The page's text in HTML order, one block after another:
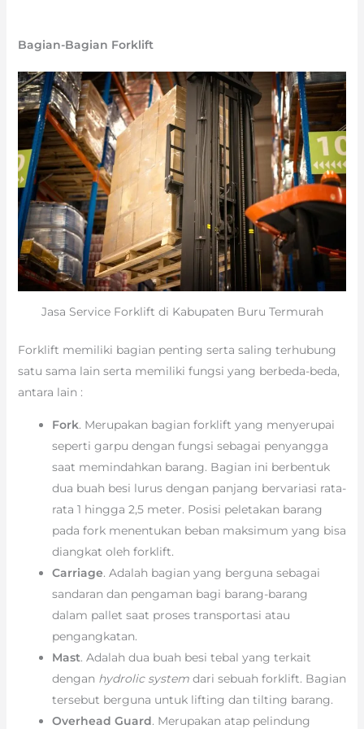
Bagian-Bagian Forklift
Jasa Service Forklift di Kabupaten Buru Termurah
Forklift memiliki bagian penting serta saling terhubung
satu sama lain serta memiliki fungsi yang berbeda-beda,
antara lain :
Fork. Merupakan bagian forklift yang menyerupai
seperti garpu dengan fungsi sebagai penyangga
saat memindahkan barang. Bagian ini berbentuk
dua buah besi lurus dengan panjang bervariasi rata-
rata 1 hingga 2,5 meter. Posisi peletakan barang
pada fork menentukan beban maksimum yang bisa
diangkat oleh forklift.
Carriage. Adalah bagian yang berguna sebagai
sandaran dan pengaman bagi barang-barang
dalam pallet saat proses transportasi atau
pengangkatan.
Mast. Adalah dua buah besi tebal yang terkait
dengan hydrolic systemdari sebuah forklift. Bagian
tersebut berguna untuk lifting dan tilting barang.
Overhead Guard. Merupakan atap pelindung